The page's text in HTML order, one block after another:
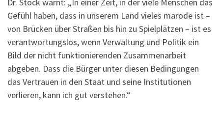
Dr. Stock warnt: „In einer Zeit, in der viele Menschen das
Gefühl haben, dass in unserem Land vieles marode ist –
von Brücken über Straßen bis hin zu Spielplätzen – ist es
verantwortungslos, wenn Verwaltung und Politik ein
Bild der nicht funktionierenden Zusammenarbeit
abgeben. Dass die Bürger unter diesen Bedingungen
das Vertrauen in den Staat und seine Institutionen
verlieren, kann ich gut verstehen.“